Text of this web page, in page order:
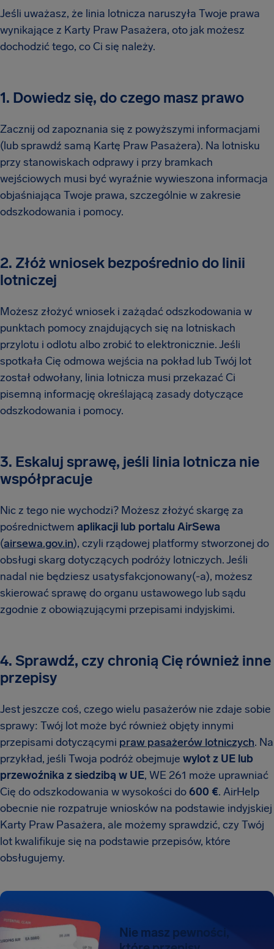
Jeśli uważasz, że linia lotnicza naruszyła Twoje prawa
wynikające z Karty Praw Pasażera, oto jak możesz
dochodzić tego, co Ci się należy.
1. Dowiedz się, do czego masz prawo
Zacznij od zapoznania się z powyższymi informacjami
(lub sprawdź samą Kartę Praw Pasażera). Na lotnisku
przy stanowiskach odprawy i przy bramkach
wejściowych musi być wyraźnie wywieszona informacja
objaśniająca Twoje prawa, szczególnie w zakresie
odszkodowania i pomocy.
2. Złóż wniosek bezpośrednio do linii
lotniczej
Możesz złożyć wniosek i zażądać odszkodowania w
punktach pomocy znajdujących się na lotniskach
przylotu i odlotu albo zrobić to elektronicznie. Jeśli
spotkała Cię odmowa wejścia na pokład lub Twój lot
został odwołany, linia lotnicza musi przekazać Ci
pisemną informację określającą zasady dotyczące
odszkodowania i pomocy.
3. Eskaluj sprawę, jeśli linia lotnicza nie
współpracuje
Nic z tego nie wychodzi? Możesz złożyć skargę za
pośrednictwem aplikacji lub portalu AirSewa
(airsewa.gov.in), czyli rządowej platformy stworzonej do
obsługi skarg dotyczących podróży lotniczych. Jeśli
nadal nie będziesz usatysfakcjonowany(-a), możesz
skierować sprawę do organu ustawowego lub sądu
zgodnie z obowiązującymi przepisami indyjskimi.
4. Sprawdź, czy chronią Cię również inne
przepisy
Jest jeszcze coś, czego wielu pasażerów nie zdaje sobie
sprawy: Twój lot może być również objęty innymi
przepisami dotyczącymi praw pasażerów lotniczych. Na
przykład, jeśli Twoja podróż obejmuje wylot z UE lub
przewoźnika z siedzibą w UE, WE 261 może uprawniać
Cię do odszkodowania w wysokości do600 €. AirHelp
obecnie nie rozpatruje wniosków na podstawie indyjskiej
Karty Praw Pasażera, ale możemy sprawdzić, czy Twój
lot kwalifikuje się na podstawie przepisów, które
obsługujemy.
Nie masz pewności,